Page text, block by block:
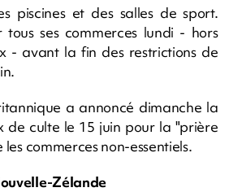
piscines et des salles de sport.
ses commerces lundi - hors
- avant la fin des restrictions de
a annoncé dimanche la
de culte le 15 juin pour la "prière
commerces non-essentiels.
Zélande